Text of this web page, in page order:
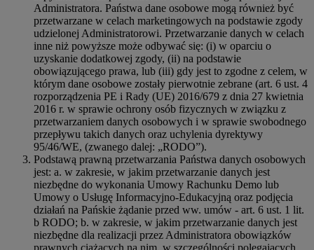
Administratora. Państwa dane osobowe mogą również być
przetwarzane w celach marketingowych na podstawie zgody
udzielonej Administratorowi. Przetwarzanie danych w celach
inne niż powyższe może odbywać się: (i) w oparciu o
uzyskanie dodatkowej zgody, (ii) na podstawie
obowiązującego prawa, lub (iii) gdy jest to zgodne z celem, w
którym dane osobowe zostały pierwotnie zebrane (art. 6 ust. 4
rozporządzenia PE i Rady (UE) 2016/679 z dnia 27 kwietnia
2016 r. w sprawie ochrony osób fizycznych w związku z
przetwarzaniem danych osobowych i w sprawie swobodnego
przepływu takich danych oraz uchylenia dyrektywy
95/46/WE, (zwanego dalej: „RODO”).
Podstawą prawną przetwarzania Państwa danych osobowych
jest: a. w zakresie, w jakim przetwarzanie danych jest
niezbędne do wykonania Umowy Rachunku Demo lub
Umowy o Usługę Informacyjno-Edukacyjną oraz podjęcia
działań na Pańskie żądanie przed ww. umów - art. 6 ust. 1 lit.
b RODO; b. w zakresie, w jakim przetwarzanie danych jest
niezbędne dla realizacji przez Administratora obowiązków
prawnych ciążących na nim, w szczególności polegających